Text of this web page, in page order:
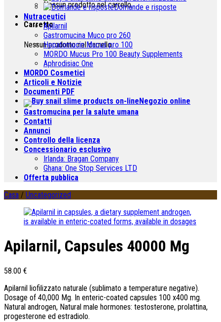
Nessun prodotto nel carrello.
Carretto
Nessun prodotto nel carrello.
Domande e risposte
Nutraceutici
Apilarnil
Gastromucina Muco pro 260
Hepatomucin Mucus pro 100
MORDO Mucus Pro 100 Beauty Supplements
Aphrodisiac One
MORDO Cosmetici
Articoli e Notizie
Documenti PDF
Negozio online
Gastromucina per la salute umana
Contatti
Annunci
Controllo della licenza
Concessionario esclusivo
Irlanda: Bragan Company
Ghana: One Stop Services LTD
Offerta pubblica
Casa / Uncategorized
Apilarnil, Capsules 40000 Mg
58.00 €
Apilarnil liofilizzato naturale (sublimato a temperature negative).
Dosage of 40,000 Mg. In enteric-coated capsules 100 x400 mg.
Natural androgen, Natural male hormones: testosterone, prolattina,
progesterone ed estradiolo.